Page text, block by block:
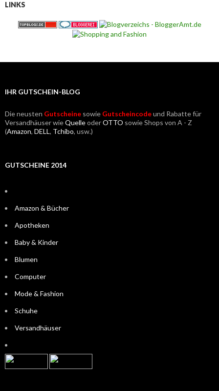
LINKS
IHR GUTSCHEIN-BLOG
Die neusten Gutscheine sowie Gutscheincodeund Rabatte für
Versandhäuser wieQuelleoderOTTO sowie Shops von A - Z
(Amazon, DELL, Tchibo, usw.)
GUTSCHEINE 2014
Amazon & Bücher
Apotheken
Baby & Kinder
Blumen
Computer
Mode & Fashion
Schuhe
Versandhäuser